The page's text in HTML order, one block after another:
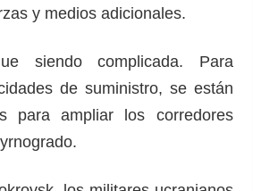
y medios adicionales.
siendo complicada. Para
de suministro, se están
para ampliar los corredores